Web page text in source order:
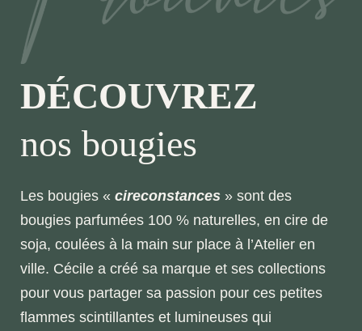
DÉCOUVREZ
nos bougies
Les bougies « cireconstances » sont des
bougies parfumées 100 % naturelles, en cire de
soja, coulées à la main sur place à l’Atelier en
ville. Cécile a créé sa marque et ses collections
pour vous partager sa passion pour ces petites
flammes scintillantes et lumineuses qui